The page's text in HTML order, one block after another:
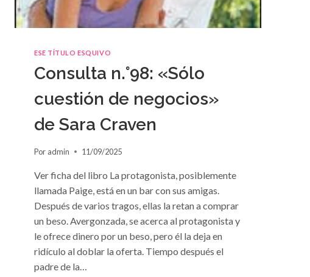
ESE TÍTULO ESQUIVO
Consulta n.°98: «Sólo
cuestión de negocios»
de Sara Craven
Por admin 11/09/2025
Ver ficha del libro La protagonista, posiblemente
llamada Paige, está en un bar con sus amigas.
Después de varios tragos, ellas la retan a comprar
un beso. Avergonzada, se acerca al protagonista y
le ofrece dinero por un beso, pero él la deja en
ridículo al doblar la oferta. Tiempo después el
padre de la…